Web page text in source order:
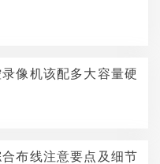
像机该配多大容量硬
布线注意要点及细节